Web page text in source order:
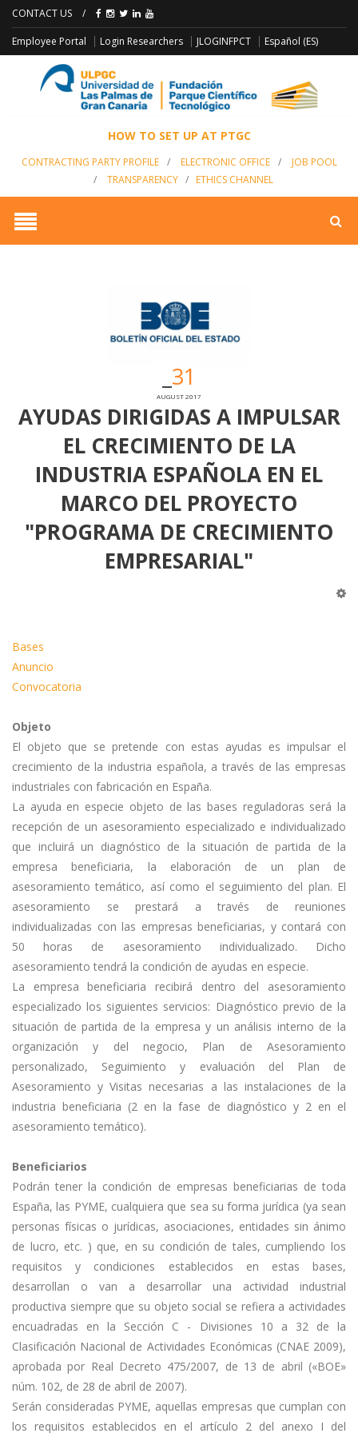
CONTACT US /
Employee Portal Login Researchers JLOGINFPCT Español (ES)
HOW TO SET UP AT PTGC
CONTRACTING PARTY PROFILE / ELECTRONIC OFFICE /
JOB POOL
/
TRANSPARENCY/ ETHICS CHANNEL
31
AUGUST 2017
AYUDAS DIRIGIDAS A IMPULSAR
EL CRECIMIENTO DE LA
INDUSTRIA ESPAÑOLA EN EL
MARCO DEL PROYECTO
"PROGRAMA DE CRECIMIENTO
EMPRESARIAL"
Bases
Anuncio
Convocatoria
Objeto
El objeto que se pretende con estas ayudas es impulsar el
crecimiento de la industria española, a través de las empresas
industriales con fabricación en España.
La ayuda en especie objeto de las bases reguladoras será la
recepción de un asesoramiento especializado e individualizado
que incluirá un diagnóstico de la situación de partida de la
empresa beneficiaria, la elaboración de un plan de
asesoramiento temático, así como el seguimiento del plan. El
asesoramiento se prestará a través de reuniones
individualizadas con las empresas beneficiarias, y contará con
50 horas de asesoramiento individualizado. Dicho
asesoramiento tendrá la condición de ayudas en especie.
La empresa beneficiaria recibirá dentro del asesoramiento
especializado los siguientes servicios: Diagnóstico previo de la
situación de partida de la empresa y un análisis interno de la
organización y del negocio, Plan de Asesoramiento
personalizado, Seguimiento y evaluación del Plan de
Asesoramiento y Visitas necesarias a las instalaciones de la
industria beneficiaria (2 en la fase de diagnóstico y 2 en el
asesoramiento temático).
Beneficiarios
Podrán tener la condición de empresas beneficiarias de toda
España, las PYME, cualquiera que sea su forma jurídica (ya sean
personas físicas o jurídicas, asociaciones, entidades sin ánimo
de lucro, etc. ) que, en su condición de tales, cumpliendo los
requisitos y condiciones establecidos en estas bases,
desarrollan o van a desarrollar una actividad industrial
productiva siempre que su objeto social se refiera a actividades
encuadradas en la Sección C - Divisiones 10 a 32 de la
Clasificación Nacional de Actividades Económicas (CNAE 2009),
aprobada por Real Decreto 475/2007, de 13 de abril («BOE»
núm. 102, de 28 de abril de 2007).
Serán consideradas PYME, aquellas empresas que cumplan con
los requisitos establecidos en el artículo 2 del anexo I del